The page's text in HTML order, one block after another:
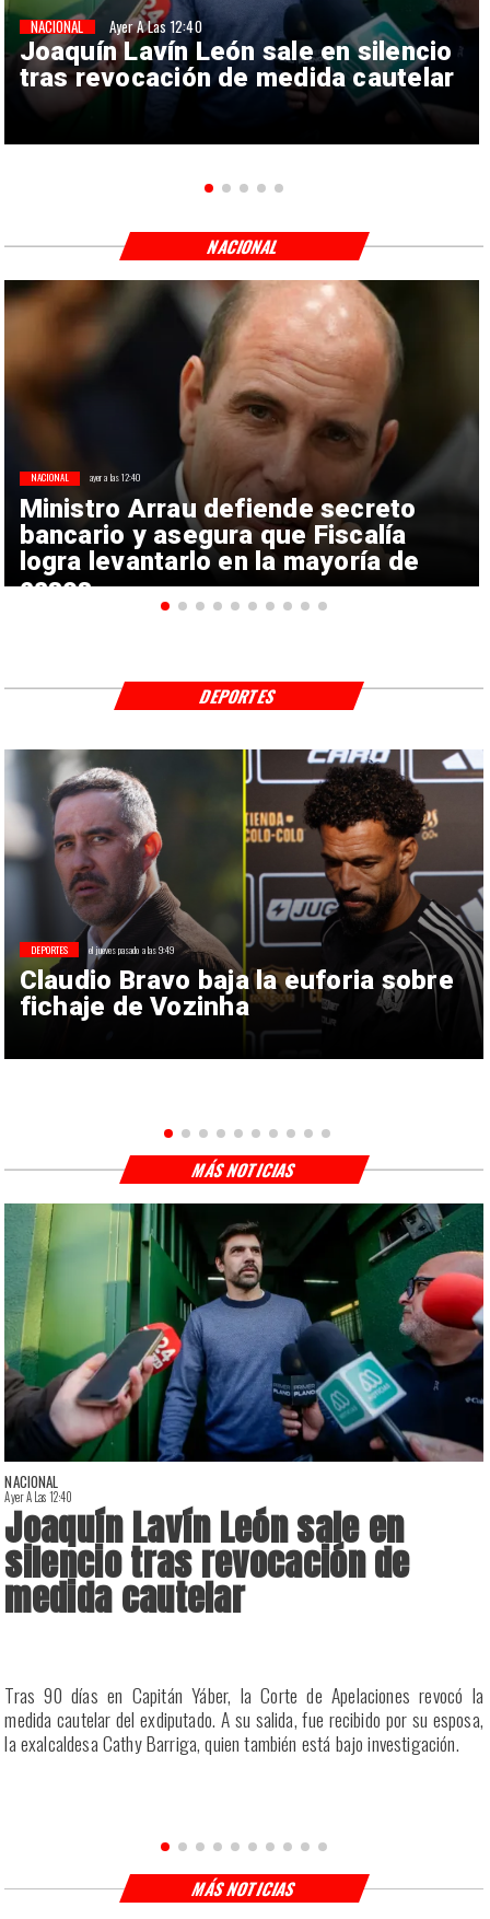
Joaquín Lavín León sale en silencio
tras revocación de medida cautelar
NACIONAL Ayer A Las 12:40
Ministro Arrau defiende secreto
bancario y asegura que Fiscalía
logra levantarlo en la mayoría de
casos
NACIONAL ayer a las 12:40
NACIONAL
Claudio Bravo baja la euforia sobre
fichaje de Vozinha
DEPORTES el jueves pasado a las 9:49
DEPORTES
NACIONAL
Ayer A Las 12:40
Joaquín Lavín León sale en
silencio tras revocación de
medida cautelar
Tras 90 días en Capitán Yáber, la Corte de Apelaciones revocó la
medida cautelar del exdiputado. A su salida, fue recibido por su esposa,
la exalcaldesa Cathy Barriga, quien también está bajo investigación.
MÁS NOTICIAS
MÁS NOTICIAS